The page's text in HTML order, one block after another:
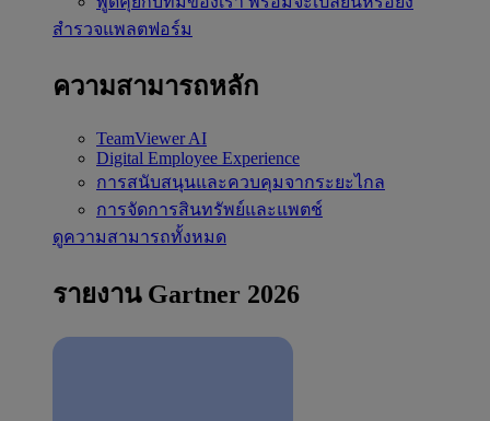
สำรวจแพลตฟอร์ม
ความสามารถหลัก
TeamViewer AI
Digital Employee Experience
การสนับสนุนและควบคุมจากระยะไกล
การจัดการสินทรัพย์และแพตช์
ดูความสามารถทั้งหมด
รายงาน Gartner 2026